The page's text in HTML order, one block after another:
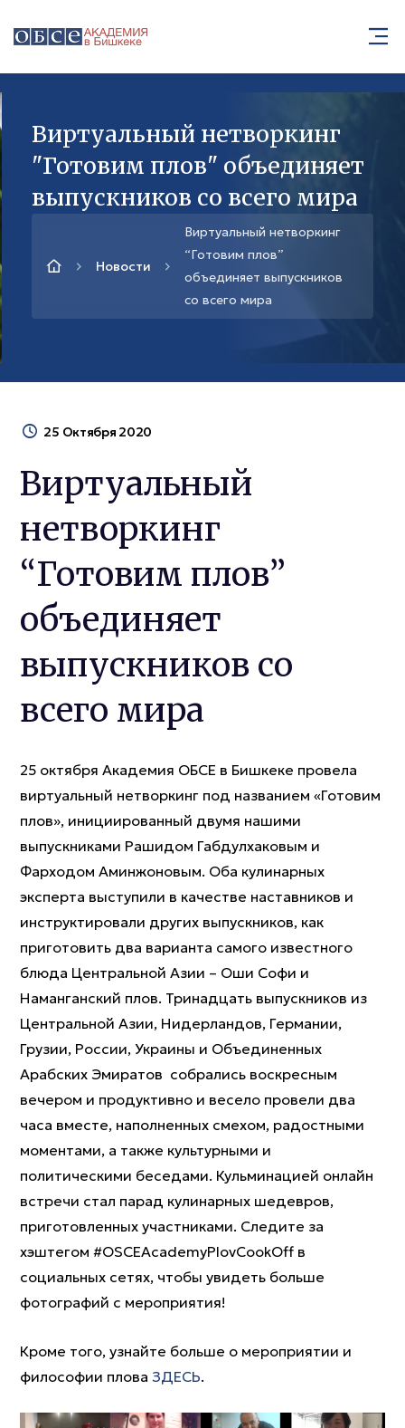
Виртуальный нетворкинг
"Готовим плов" объединяет
выпускников со всего мира
Новости
Виртуальный нетворкинг
“Готовим плов”
объединяет выпускников
со всего мира
25 Октября 2020
Виртуальный
нетворкинг
“Готовим плов”
объединяет
выпускников со
всего мира
25 октября Академия ОБСЕ в Бишкеке провела
виртуальный нетворкинг под названием «Готовим
плов», инициированный двумя нашими
выпускниками Рашидом Габдулхаковым и
Фарходом Аминжоновым. Оба кулинарных
эксперта выступили в качестве наставников и
инструктировали других выпускников, как
приготовить два варианта самого известного
блюда Центральной Азии – Оши Софи и
Наманганский плов. Тринадцать выпускников из
Центральной Азии, Нидерландов, Германии,
Грузии, России, Украины и Объединенных
Арабских Эмиратов собрались воскресным
вечером и продуктивно и весело провели два
часа вместе, наполненных смехом, радостными
моментами, а также культурными и
политическими беседами. Кульминацией онлайн
встречи стал парад кулинарных шедевров,
приготовленных участниками. Следите за
хэштегом #OSCEAcademyPlovCookOff в
социальных сетях, чтобы увидеть больше
фотографий с мероприятия!
Кроме того, узнайте больше о мероприятии и
философии плова ЗДЕСЬ.